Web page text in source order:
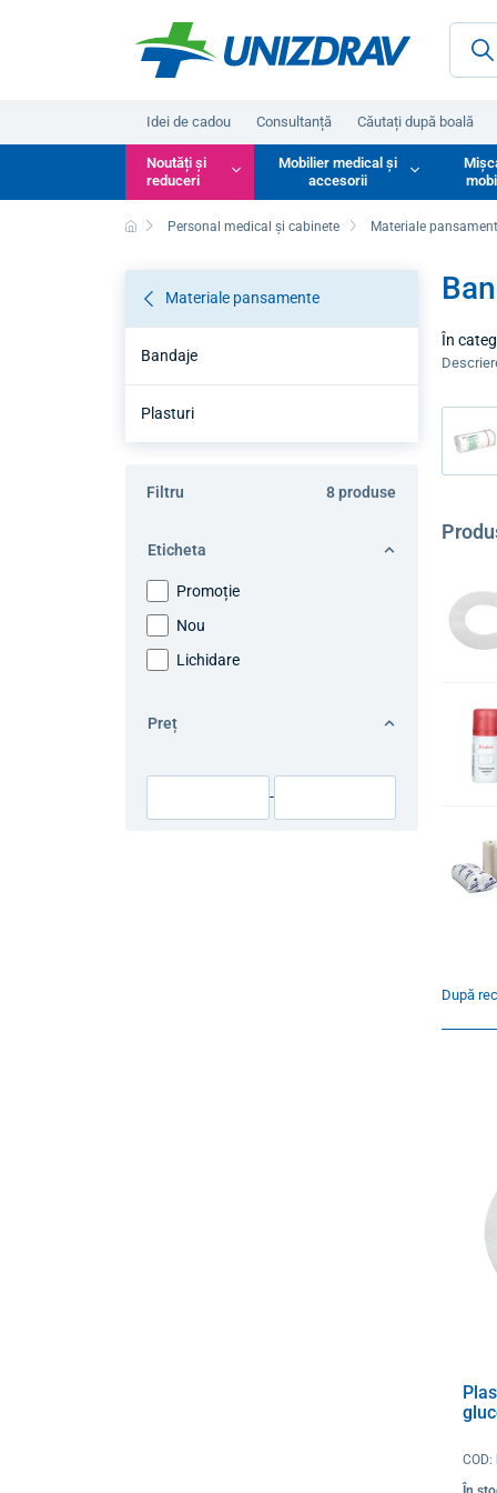
Idei de cadou Consultanță Căutați după boală
Noutăți și
reduceri
Mobilier medical și
accesorii
Personal medical și cabinete Materiale
Materiale pansamente
Bandaje
Plasturi
Filtru 8 produse
Eticheta
Promoție
Nou
Lichidare
Preț
-
În
cea
După
COD: